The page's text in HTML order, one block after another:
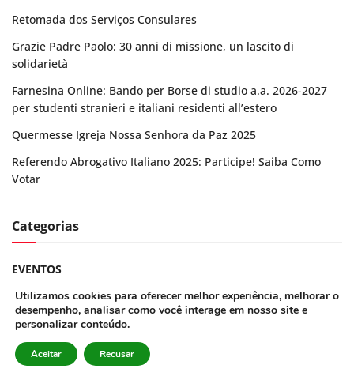
Retomada dos Serviços Consulares
Grazie Padre Paolo: 30 anni di missione, un lascito di
solidarietà
Farnesina Online: Bando per Borse di studio a.a. 2026-2027
per studenti stranieri e italiani residenti all’estero
Quermesse Igreja Nossa Senhora da Paz 2025
Referendo Abrogativo Italiano 2025: Participe! Saiba Como
Votar
Categorias
EVENTOS
FEATURED
GALERIA
INFORMATIVO COMITES-SP
Utilizamos cookies para oferecer melhor experiência, melhorar o
desempenho, analisar como você interage em nosso site e
personalizar conteúdo.
Aceitar Recusar